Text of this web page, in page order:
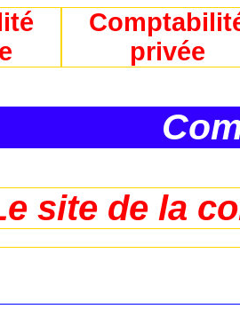
privée
site de la